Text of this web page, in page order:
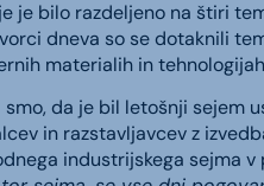
je bilo razdeljeno na štiri
dneva so se dotaknili
materialih in
smo, da je bil letošnji sejem
in razstavljavcev z
industrijskega sejma